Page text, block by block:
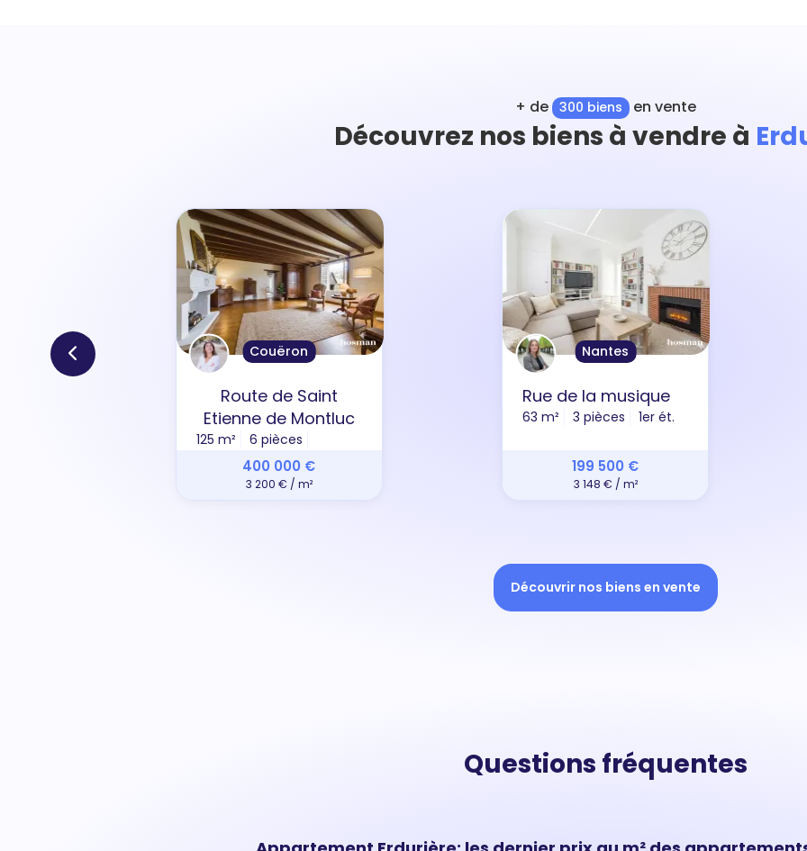
+ de 300 biens en vente
Découvrez nos biens à vendre à
Couëron
Route de Saint
Etienne de Montluc
125 m² 6 pièces
400 000 €
3 200 € / m²
Nantes
Rue de la musique
63 m² 3 pièces 1er ét.
199 500 €
3 148 € / m²
Découvrir nos biens en vente
Questions fréquentes